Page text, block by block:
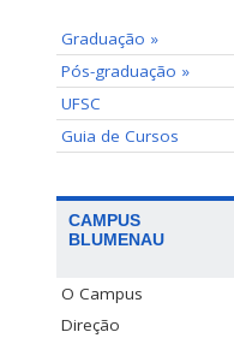
Graduação »
Pós-graduação »
UFSC
Guia de Cursos
CAMPUS
BLUMENAU
O Campus
Direção